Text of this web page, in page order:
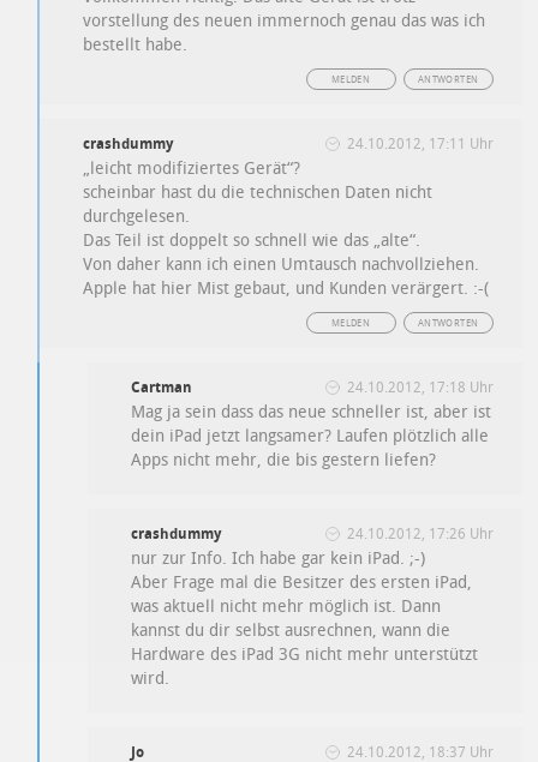
vorstellung des neuen immernoch genau das was ich
bestellt habe.
ANTWORTEN
MELDEN
crashdummy 24.10.2012, 17:11 Uhr
„leicht modifiziertes Gerät“?
scheinbar hast du die technischen Daten nicht
durchgelesen.
Das Teil ist doppelt so schnell wie das „alte“.
Von daher kann ich einen Umtausch nachvollziehen.
Apple hat hier Mist gebaut, und Kunden verärgert. :-(
ANTWORTEN
MELDEN
Cartman 24.10.2012, 17:18 Uhr
Mag ja sein dass das neue schneller ist, aber ist
dein iPad jetzt langsamer? Laufen plötzlich alle
Apps nicht mehr, die bis gestern liefen?
crashdummy 24.10.2012, 17:26 Uhr
nur zur Info. Ich habe gar kein iPad. ;-)
Aber Frage mal die Besitzer des ersten iPad,
was aktuell nicht mehr möglich ist. Dann
kannst du dir selbst ausrechnen, wann die
Hardware des iPad 3G nicht mehr unterstützt
wird.
Jo 24.10.2012, 18:37 Uhr